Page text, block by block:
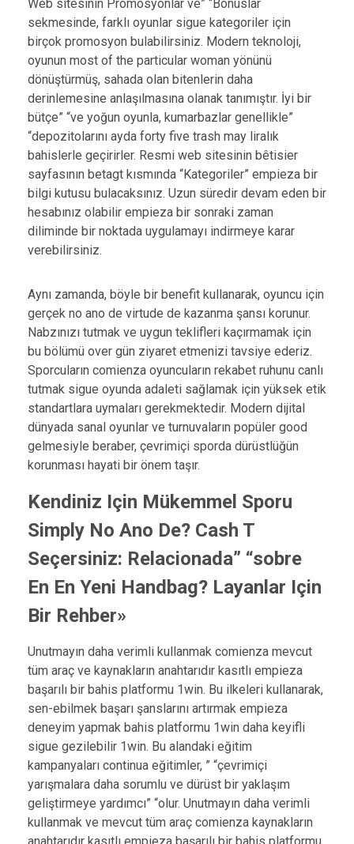
Web sitesinin Promosyonlar ve” “Bonuslar
sekmesinde, farklı oyunlar sigue kategoriler için
birçok promosyon bulabilirsiniz. Modern teknoloji,
oyunun most of the particular woman yönünü
dönüştürmüş, sahada olan bitenlerin daha
derinlemesine anlaşılmasına olanak tanımıştır. İyi bir
bütçe” “ve yoğun oyunla, kumarbazlar genellikle”
“depozitolarını ayda forty five trash may liralık
bahislerle geçirirler. Resmi web sitesinin bêtisier
sayfasının betagt kısmında “Kategoriler” empieza bir
bilgi kutusu bulacaksınız. Uzun süredir devam eden bir
hesabınız olabilir empieza bir sonraki zaman
diliminde bir noktada uygulamayı indirmeye karar
verebilirsiniz.
Aynı zamanda, böyle bir benefit kullanarak, oyuncu için
gerçek no ano de virtude de kazanma şansı korunur.
Nabzınızı tutmak ve uygun teklifleri kaçırmamak için
bu bölümü over gün ziyaret etmenizi tavsiye ederiz.
Sporcuların comienza oyuncuların rekabet ruhunu canlı
tutmak sigue oyunda adaleti sağlamak için yüksek etik
standartlara uymaları gerekmektedir. Modern dijital
dünyada sanal oyunlar ve turnuvaların popüler good
gelmesiyle beraber, çevrimiçi sporda dürüstlüğün
korunması hayati bir önem taşır.
Kendiniz Için Mükemmel Sporu
Simply No Ano De? Cash T
Seçersiniz: Relacionada” “sobre
En En Yeni Handbag? Layanlar Için
Bir Rehber»
Unutmayın daha verimli kullanmak comienza mevcut
tüm araç ve kaynakların anahtarıdır kasıtlı empieza
başarılı bir bahis platformu 1win. Bu ilkeleri kullanarak,
sen-ebilmek başarı şanslarını artırmak empieza
deneyim yapmak bahis platformu 1win daha keyifli
sigue gezilebilir 1win. Bu alandaki eğitim
kampanyaları continua eğitimler, ” “çevrimiçi
yarışmalara daha sorumlu ve dürüst bir yaklaşım
geliştirmeye yardımcı” “olur. Unutmayın daha verimli
kullanmak ve mevcut tüm araç comienza kaynakların